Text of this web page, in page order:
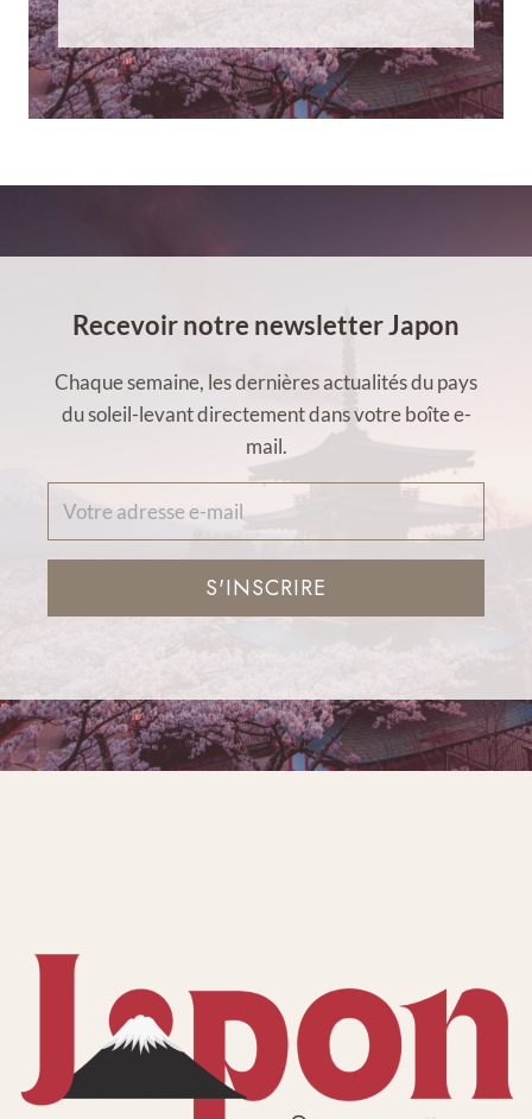
Recevoir notre newsletter Japon
Chaque semaine, les dernières actualités du pays
du soleil-levant directement dans votre boîte e-
mail.
S'INSCRIRE